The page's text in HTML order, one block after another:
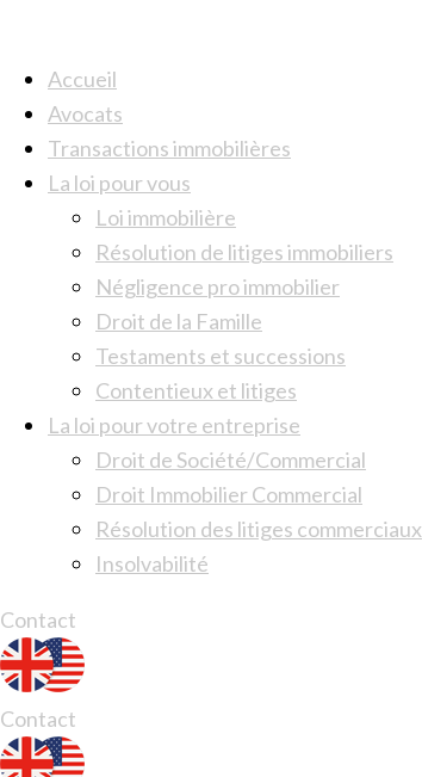
Accueil
Avocats
Transactions immobilières
La loi pour vous
Loi immobilière
Résolution de litiges immobiliers
Négligence pro immobilier
Droit de la Famille
Testaments et successions
Contentieux et litiges
La loi pour votre entreprise
Droit de Société/Commercial
Droit Immobilier Commercial
Résolution des litiges commerciaux
Insolvabilité
Contact
Contact